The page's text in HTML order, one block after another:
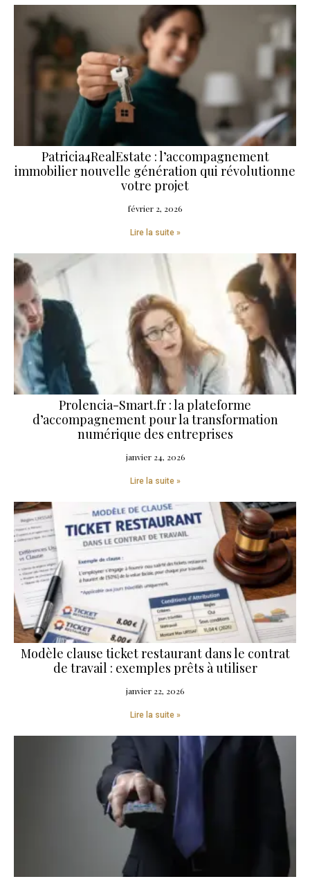
Patricia4RealEstate : l’accompagnement
immobilier nouvelle génération qui révolutionne
votre projet
février 2, 2026
Lire la suite »
Prolencia-Smart.fr : la plateforme
d’accompagnement pour la transformation
numérique des entreprises
janvier 24, 2026
Lire la suite »
Modèle clause ticket restaurant dans le contrat
de travail : exemples prêts à utiliser
janvier 22, 2026
Lire la suite »